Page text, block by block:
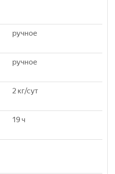
ручное
ручное
2 кг/сут
19 ч